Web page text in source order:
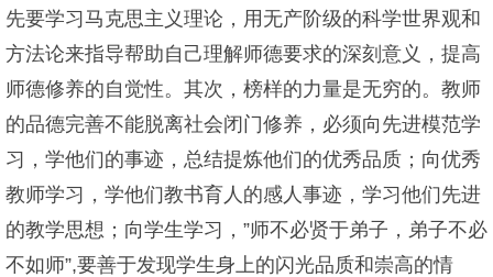
先要学习马克思主义理论，用无产阶级的科学世界观和
方法论来指导帮助自己理解师德要求的深刻意义，提高
师德修养的自觉性。其次，榜样的力量是无穷的。教师
的品德完善不能脱离社会闭门修养，必须向先进模范学
习，学他们的事迹，总结提炼他们的优秀品质；向优秀
教师学习，学他们教书育人的感人事迹，学习他们先进
的教学思想；向学生学习，”师不必贤于弟子，弟子不必
不如师”,要善于发现学生身上的闪光品质和崇高的情